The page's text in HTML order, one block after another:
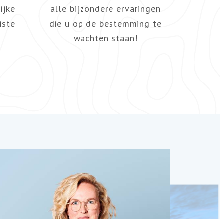
alle bijzondere ervaringen
die u op de bestemming te
wachten staan!